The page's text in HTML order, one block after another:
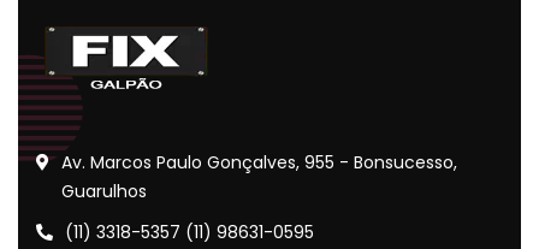
Av. Marcos Paulo Gonçalves, 955 - Bonsucesso,
Guarulhos
(11) 3318-5357 (11) 98631-0595